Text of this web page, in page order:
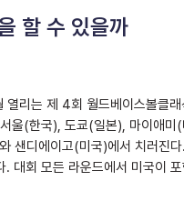
할 수 있을까
열리는 제 4회 월드베이스볼클래
울(한국), 도쿄(일본), 마이애미(
샌디에이고(미국)에서 치러진
대회 모든 라운드에서 미국이